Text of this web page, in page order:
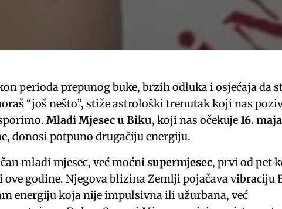
perioda prepunog buke, brzih odluka i osjećaja da
“još nešto”, stiže astrološki trenutak koji nas
Mladi Mjesec u Biku, koji nas očekuje16. maja
donosi potpuno drugačiju energiju.
mladi mjesec, već moćnisupermjesec, prvi od pet
ove godine. Njegova blizina Zemlji pojačava vibraciju
energiju koja nije impulsivna ili užurbana, već